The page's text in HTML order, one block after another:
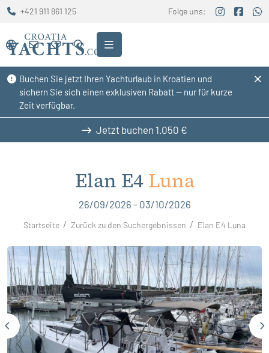
Buchen Sie jetzt Ihren Yachturlaub in Kroatien und
sichern Sie sich einen exklusiven Rabatt — nur für kurze
Zeit verfügbar.
+421 911 861 125 Folge uns:
Jetzt buchen 1.050 €
Elan E4 Luna
26/09/2026 - 03/10/2026
Startseite Zurück zu den Suchergebnissen Elan E4 Luna